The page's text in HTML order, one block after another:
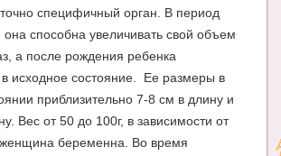
беременных
специфичный орган. В период
способна увеличивать свой объем
а после рождения ребенка
в исходное состояние. Ее размеры в
приблизительно 7-8 см в длину и
Вес от 50 до 100г, в зависимости от
беременна. Во время